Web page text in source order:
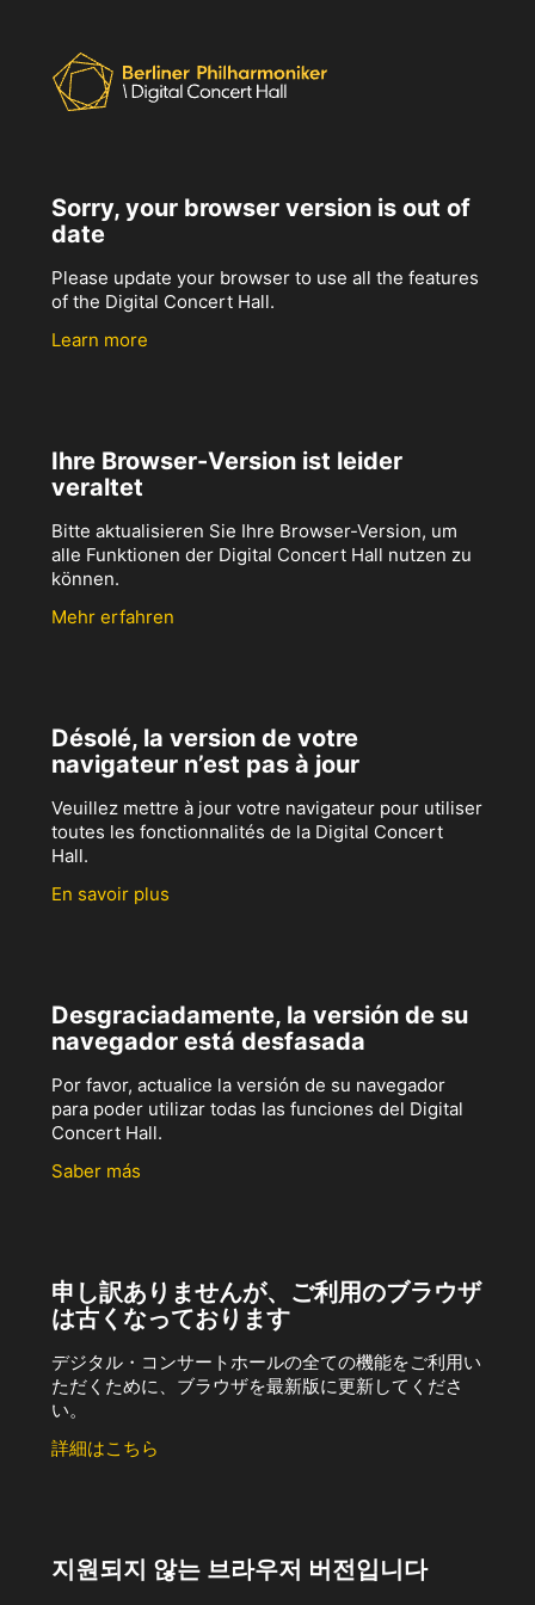
Sorry, your browser version is out of
date
Please update your browser to use all the features
of the Digital Concert Hall.
Learn more
Ihre Browser-Version ist leider
veraltet
Bitte aktualisieren Sie Ihre Browser-Version, um
alle Funktionen der Digital Concert Hall nutzen zu
können.
Mehr erfahren
Désolé, la version de votre
navigateur n’est pas à jour
Veuillez mettre à jour votre navigateur pour utiliser
toutes les fonctionnalités de la Digital Concert
Hall.
En savoir plus
Desgraciadamente, la versión de su
navegador está desfasada
Por favor, actualice la versión de su navegador
para poder utilizar todas las funciones del Digital
Concert Hall.
Saber más
申し訳ありませんが、ご利用のブラウザ
は古くなっております
デジタル・コンサートホールの全ての機能をご利用い
ただくために、ブラウザを最新版に更新してくださ
い。
詳細はこちら
지원되지 않는 브라우저 버전입니다